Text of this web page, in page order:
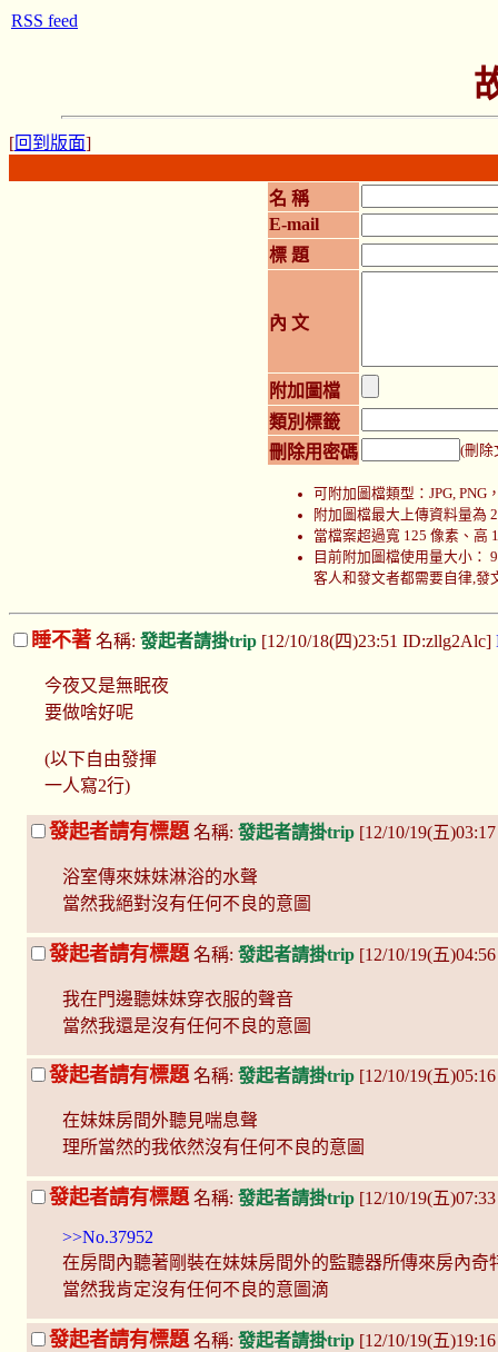
[回到版面]
名 稱
E-mail
標 題
內 文
附加圖檔
類別標籤
刪除用密碼
(刪除
可附加圖檔類型：JPG, PNG
附加圖檔最大上傳資料量為
當檔案超過寬 125 像素、高
目前附加圖檔使用量大小：
客人和發文者都需要自律,發
睡不著 名稱: 發起者請掛trip [12/10/18(四)23:51 ID:zllg2Alc]
今夜又是無眠夜
要做啥好呢
(以下自由發揮
一人寫2行)
發起者請有標題 名稱: 發起者請掛trip [12/10/19(五
浴室傳來妹妹淋浴的水聲
當然我絕對沒有任何不良的意圖
發起者請有標題 名稱: 發起者請掛trip [12/10/19(五
我在門邊聽妹妹穿衣服的聲音
當然我還是沒有任何不良的意圖
發起者請有標題 名稱: 發起者請掛trip [12/10/19(五
在妹妹房間外聽見喘息聲
理所當然的我依然沒有任何不良的意圖
發起者請有標題 名稱: 發起者請掛trip [12/10/19(五
>>No.37952
在房間內聽著剛裝在妹妹房間外的監聽器所傳來房內奇
當然我肯定沒有任何不良的意圖滴
發起者請有標題 名稱: 發起者請掛trip [12/10/19(五
RSS feed